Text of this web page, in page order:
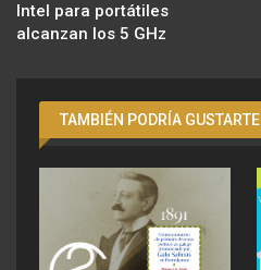
Intel para portátiles
alcanzan los 5 GHz
TAMBIÉN PODRÍA GUSTARTE